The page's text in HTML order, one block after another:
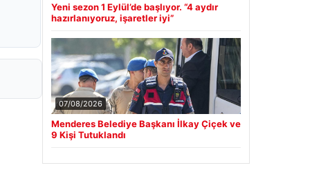
Yeni sezon 1 Eylül’de başlıyor. “4 aydır
hazırlanıyoruz, işaretler iyi”
07/08/2026
Menderes Belediye Başkanı İlkay Çiçek ve
9 Kişi Tutuklandı